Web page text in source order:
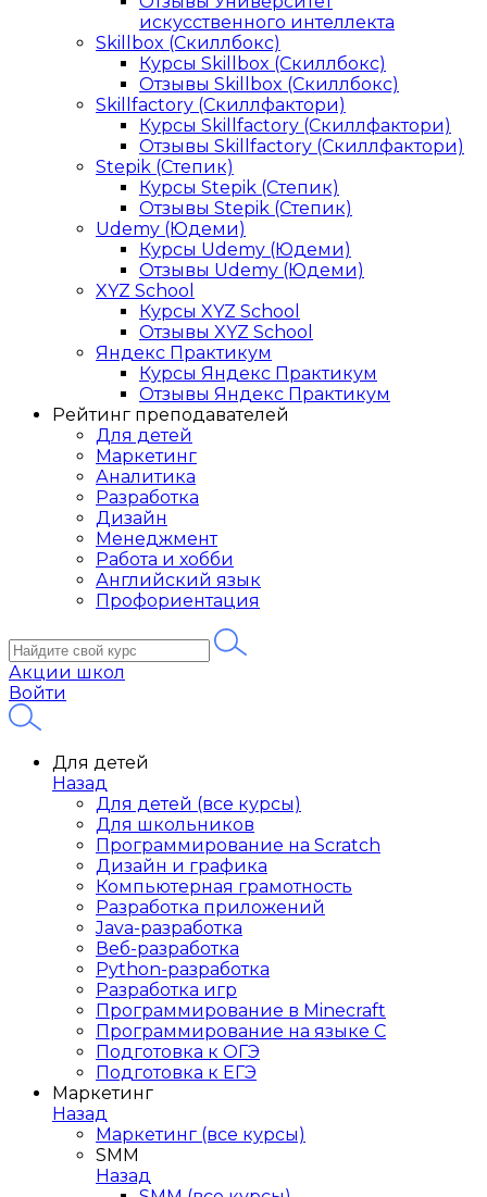
искусственного интеллекта
Skillbox (Скиллбокс)
Курсы Skillbox (Скиллбокс)
Отзывы Skillbox (Скиллбокс)
Skillfactory (Скиллфактори)
Курсы Skillfactory (Скиллфактори)
Отзывы Skillfactory (Скиллфактори)
Stepik (Степик)
Курсы Stepik (Степик)
Отзывы Stepik (Степик)
Udemy (Юдеми)
Курсы Udemy (Юдеми)
Отзывы Udemy (Юдеми)
XYZ School
Курсы XYZ School
Отзывы XYZ School
Яндекс Практикум
Курсы Яндекс Практикум
Отзывы Яндекс Практикум
Рейтинг преподавателей
Для детей
Маркетинг
Аналитика
Разработка
Дизайн
Менеджмент
Работа и хобби
Английский язык
Профориентация
Акции школ
Войти
Для детей
Назад
Для детей (все курсы)
Для школьников
Программирование на Scratch
Дизайн и графика
Компьютерная грамотность
Разработка приложений
Java-разработка
Веб-разработка
Python-разработка
Разработка игр
Программирование в Minecraft
Программирование на языке C
Подготовка к ОГЭ
Подготовка к ЕГЭ
Маркетинг
Назад
Маркетинг (все курсы)
SMM
Назад